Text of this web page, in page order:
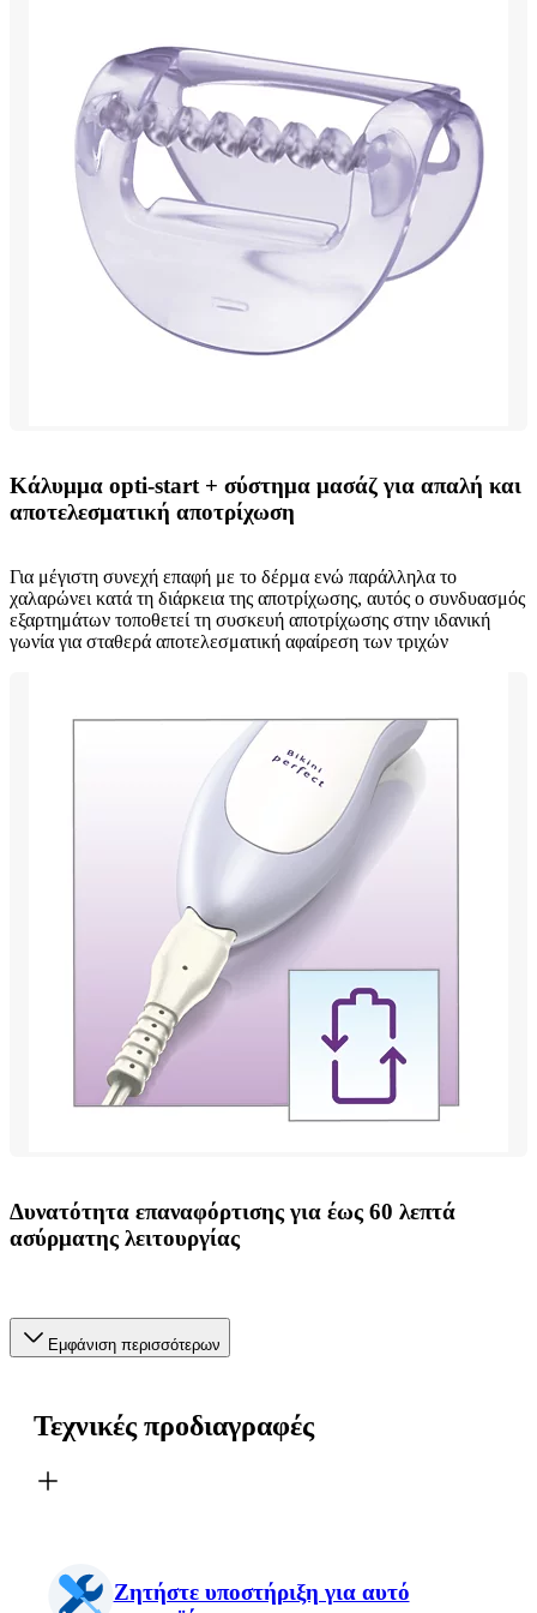
Κάλυμμα opti-start + σύστημα μασάζ για απαλή και
αποτελεσματική αποτρίχωση
Για μέγιστη συνεχή επαφή με το δέρμα ενώ παράλληλα το
χαλαρώνει κατά τη διάρκεια της αποτρίχωσης, αυτός ο συνδυασμός
εξαρτημάτων τοποθετεί τη συσκευή αποτρίχωσης στην ιδανική
γωνία για σταθερά αποτελεσματική αφαίρεση των τριχών
Δυνατότητα επαναφόρτισης για έως 60 λεπτά
ασύρματης λειτουργίας
Εμφάνιση περισσότερων
Τεχνικές προδιαγραφές
Ζητήστε υποστήριξη για αυτό